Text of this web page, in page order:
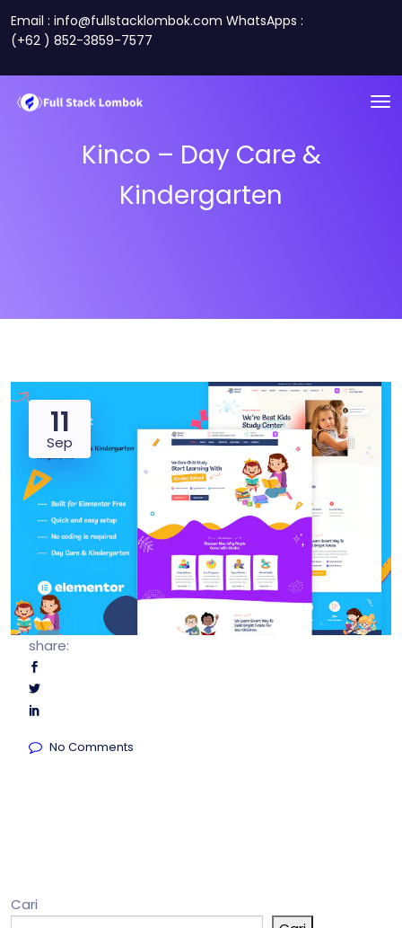
Email : info@fullstacklombok.com WhatsApps :
(+62 ) 852-3859-7577
Kinco – Day Care &
Kindergarten
11
Sep
share:
No Comments
Cari